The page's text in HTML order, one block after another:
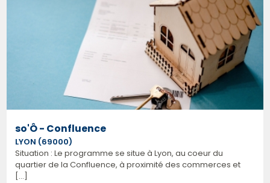
so'Ô - Confluence
LYON (69000)
Situation : Le programme se situe à Lyon, au coeur du
quartier de la Confluence, à proximité des commerces et
[...]